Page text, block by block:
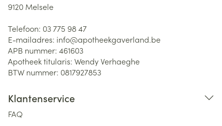
9120 Melsele
Telefoon: 03 775 98 47
E-mailadres: info@apotheekgaverland.be
APB nummer: 461603
Apotheek titularis: Wendy Verhaeghe
BTW nummer: 0817927853
Klantenservice
FAQ